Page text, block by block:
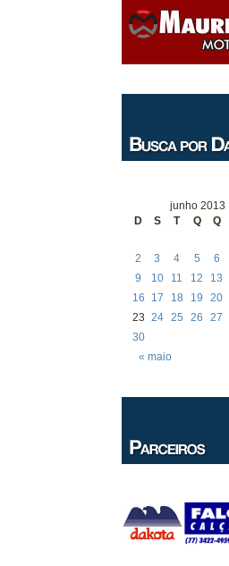
junho 2013
D
S T Q Q
« maio
2
3 4 5 6
9
10 11 12 13
16
17 18 19 20
23 24 25 26 27
30